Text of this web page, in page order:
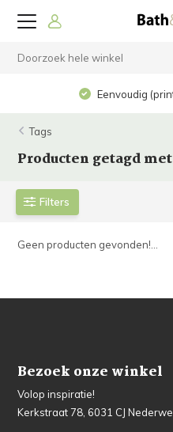
Eenvoudig
Tags
Producten getagd met
Filters
Geen producten gevonden!...
Bezoek onze winkel
Volop inspiratie!
Kerkstraat 78, 6031 CJ